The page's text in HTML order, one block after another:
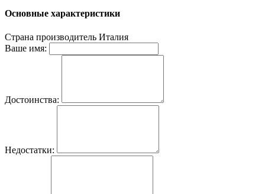
Основные характеристики
Страна производитель Италия
Ваше имя:
Достоинства:
Недостатки: